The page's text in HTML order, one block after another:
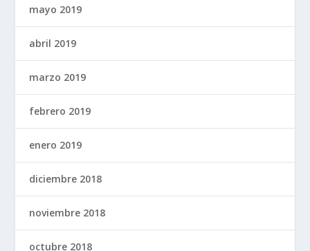
mayo 2019
abril 2019
marzo 2019
febrero 2019
enero 2019
diciembre 2018
noviembre 2018
octubre 2018